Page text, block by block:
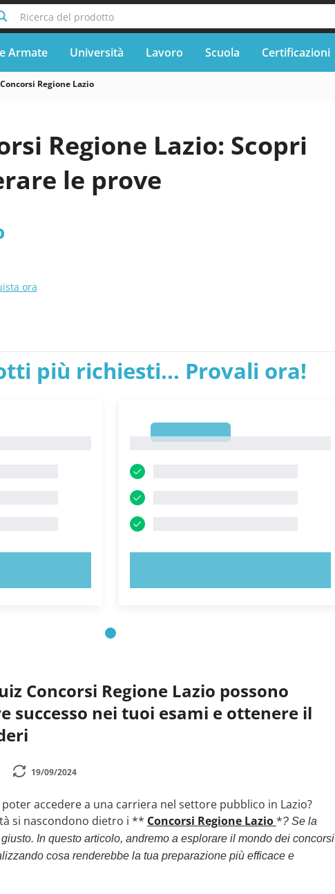
Ricerca del prodotto
Armate Università Lavoro Scuola Certificazioni
Concorsi Regione Lazio
Regione Lazio: Scopri
le prove
ora
più richiesti... Provali ora!
Concorsi Regione Lazio possono
successo nei tuoi esami e ottenere il
19/09/2024
accedere a una carriera nel settore pubblico in Lazio?
si nascondono dietro i ** Concorsi Regione Lazio*? Se la
In questo articolo, andremo a esplorare il mondo dei concorsi
cosa renderebbe la tua preparazione più efficace e